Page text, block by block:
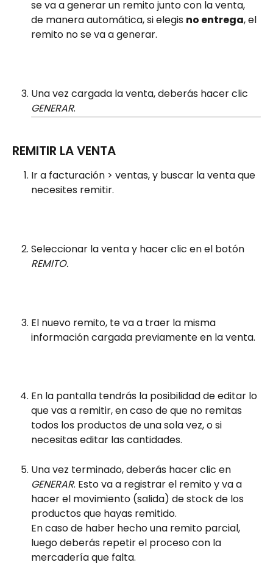
se va a generar un remito junto con la venta,
de manera automática, si elegis no entrega, el
remito no se va a generar.
Una vez cargada la venta, deberás hacer clic
GENERAR.
REMITIR LA VENTA
Ir a facturación > ventas, y buscar la venta que
necesites remitir.
Seleccionar la venta y hacer clic en el botón
REMITO.
El nuevo remito, te va a traer la misma
información cargada previamente en la venta.
En la pantalla tendrás la posibilidad de editar lo
que vas a remitir, en caso de que no remitas
todos los productos de una sola vez, o si
necesitas editar las cantidades.
Una vez terminado, deberás hacer clic en
GENERAR. Esto va a registrar el remito y va a
hacer el movimiento (salida) de stock de los
productos que hayas remitido.
En caso de haber hecho una remito parcial,
luego deberás repetir el proceso con la
mercadería que falta.